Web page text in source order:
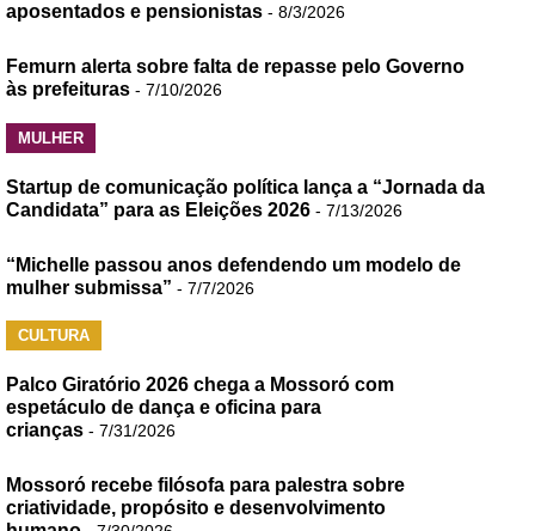
aposentados e pensionistas - 8/3/2026
Femurn alerta sobre falta de repasse pelo Governo
às prefeituras - 7/10/2026
MULHER
Startup de comunicação política lança a “Jornada da
Candidata” para as Eleições 2026 - 7/13/2026
“Michelle passou anos defendendo um modelo de
mulher submissa” - 7/7/2026
CULTURA
Palco Giratório 2026 chega a Mossoró com
espetáculo de dança e oficina para
crianças - 7/31/2026
Mossoró recebe filósofa para palestra sobre
criatividade, propósito e desenvolvimento